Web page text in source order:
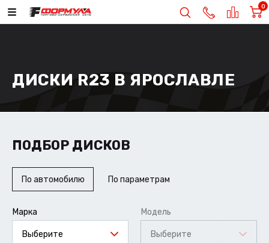
0
ДИСКИ R23 В ЯРОСЛАВЛЕ
ПОДБОР ДИСКОВ
По автомобилю По параметрам
Марка
Выберите
Модель
Выберите